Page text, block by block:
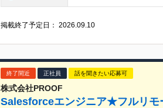
掲載終了予定日：2026.09.10
終了間近 正社員 話を聞きたい応募可
株式会社PROOF
Salesforceエンジニア★フルリ